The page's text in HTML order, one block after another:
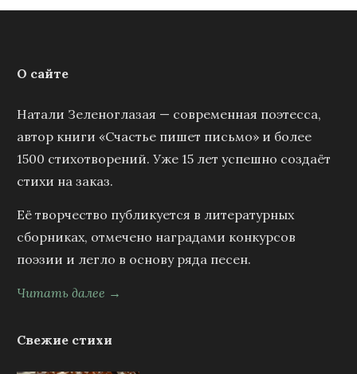
О сайте
Натали Зеленоглазая — современная поэтесса,
автор книги «Счастье пишет письмо» и более
1500 стихотворений. Уже 15 лет успешно создаёт
стихи на заказ.
Её творчество публикуется в литературных
сборниках, отмечено наградами конкурсов
поэзии и легло в основу ряда песен.
Читать далее →
Свежие стихи